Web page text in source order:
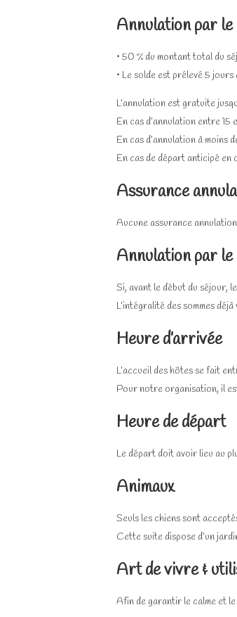
Annulation par
• 50 % du montant total du
• Le solde est prélevé 5 jours
L’annulation est gratuite
En cas d’annulation entre 15
En cas d’annulation à
En cas de départ anticipé
Assurance
Aucune assurance
Annulation par
Si, avant le début du séjour,
L’intégralité des sommes
Heure d’arrivée
L’accueil des hôtes se fait
Pour notre organisation, il
Heure de départ
Le départ doit avoir lieu au
Animaux
Seuls les chiens sont
Cette suite dispose d’un
Art de vivre &
Afin de garantir le calme et